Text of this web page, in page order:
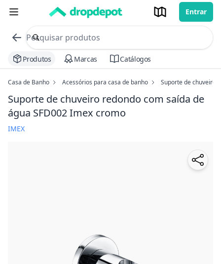
Entrar
commerce search no header
Procurar
Produtos Marcas Catálogos
Casa de Banho Acessórios para casa de banho Suporte de chuveiro
Suporte de chuveiro redondo com saída de
água SFD002 Imex cromo
IMEX